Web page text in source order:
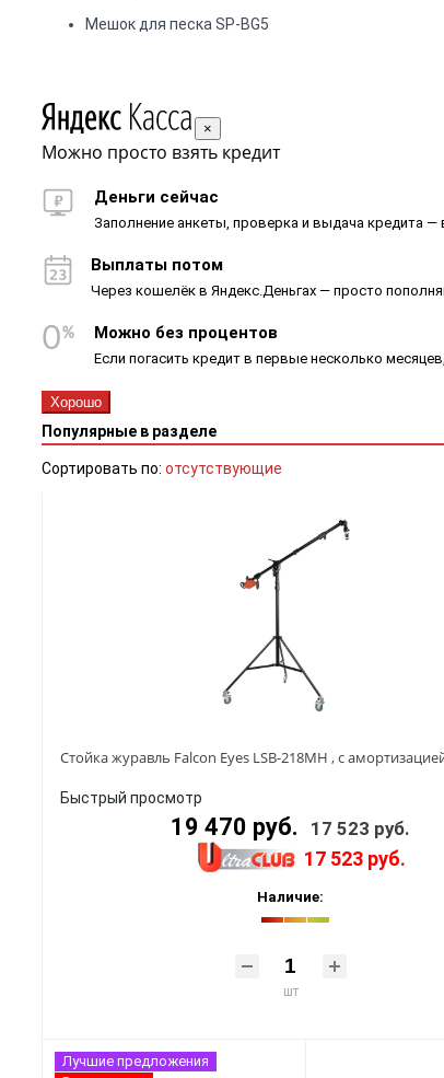
Мешок для песка SP-BG5
×
Можно просто взять кредит
Деньги сейчас
Заполнение анкеты, проверка и выдача кредита —
Выплаты потом
Через кошелёк в Яндекс.Деньгах — просто
Можно без процентов
Если погасить кредит в первые несколько
Хорошо
Популярные в разделе
Сортировать по: отсутствующие
Стойка журавль Falcon Eyes LSB-218MH , с
Быстрый просмотр
19 470 руб. 17 523 руб.
17 523 руб.
Наличие:
шт
Лучшие предложения